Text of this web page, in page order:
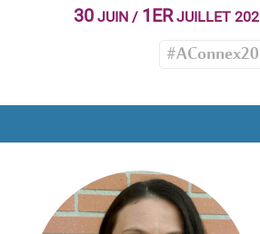
30JUIN / 1ERJUILLET